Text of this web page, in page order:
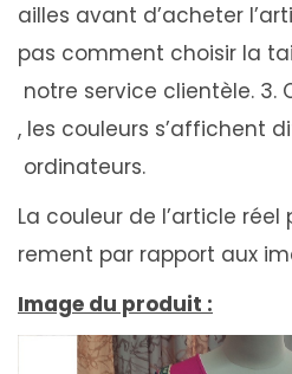
ailles avant d’acheter
pas comment choisir la
notre service clientèle. 3.
, les couleurs s’affichent
ordinateurs.
La couleur de l’article
rement par rapport aux
Image du produit :